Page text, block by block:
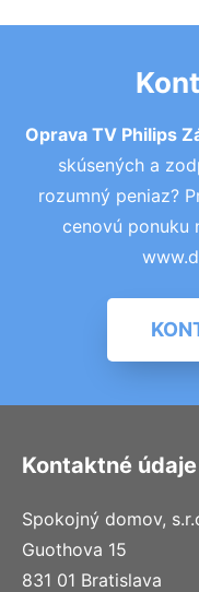
Oprava TV Philips
skúsených a
rozumný peniaz?
cenovú ponuku
Kontaktné údaje
Spokojný domov,
Guothova 15
831 01 Bratislava